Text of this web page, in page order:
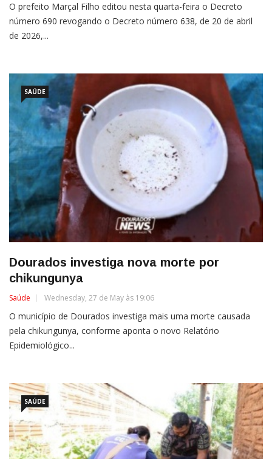
O prefeito Marçal Filho editou nesta quarta-feira o Decreto
número 690 revogando o Decreto número 638, de 20 de abril
de 2026,...
SAÚDE
Dourados investiga nova morte por
chikungunya
Saúde Wednesday, 27 de May às 19:06
O município de Dourados investiga mais uma morte causada
pela chikungunya, conforme aponta o novo Relatório
Epidemiológico...
SAÚDE